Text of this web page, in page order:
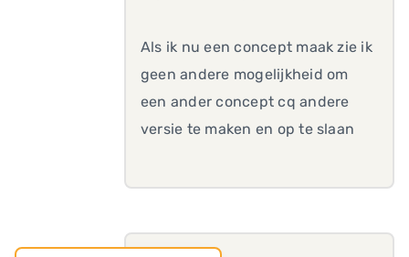
Als ik nu een concept maak zie ik
geen andere mogelijkheid om
een ander concept cq andere
versie te maken en op te slaan